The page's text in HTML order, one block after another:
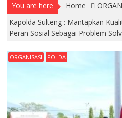
You are here Home
Kapolda Sulteng : Mantapkan
Peran Sosial Sebagai Problem
ORGANISASI POLDA